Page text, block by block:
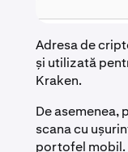
Adresa de
și utilizată
Kraken.
De asemenea,
scana cu
portofel mobil.